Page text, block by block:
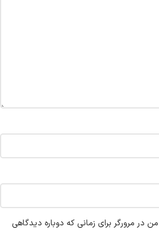
در مرورگر برای زمانی که دوباره دیدگاهی